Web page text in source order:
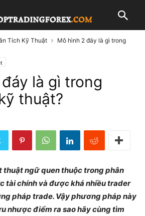
Tích Kỹ Thuật
Mô hình 2 đáy là gì trong
là gì trong
thuật?
thuật ngữ quen thuộc trong phân
tài chính và được khá nhiều trader
pháp trade. Vậy phương pháp này
nhược điểm ra sao hãy cùng tìm